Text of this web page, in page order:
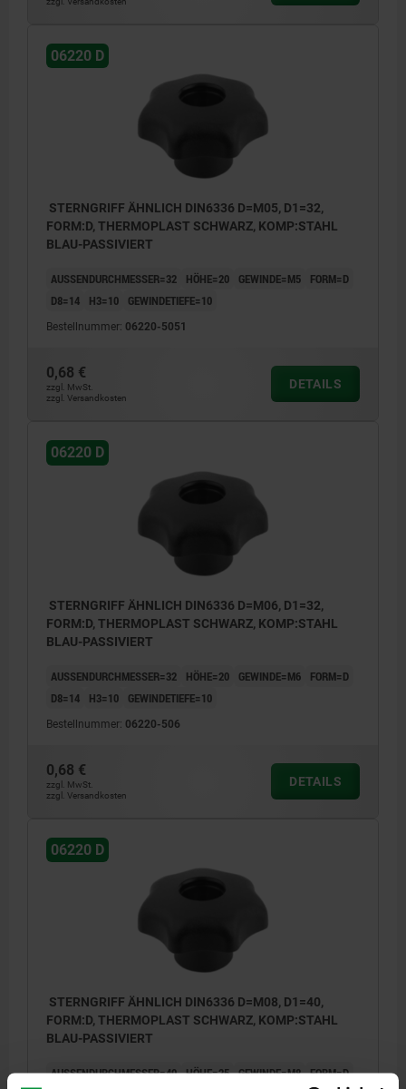
06220 D
STERNGRIFF ÄHNLICH DIN6336 D=M05, D1=32,
FORM:D, THERMOPLAST SCHWARZ, KOMP:STAHL
BLAU-PASSIVIERT
AUSSENDURCHMESSER=32 HÖHE=20 GEWINDE=M5
FORM=D
D8=14
H3=10 GEWINDETIEFE=10
Bestellnummer: 06220-5051
0,68 €
zzgl. MwSt.
zzgl. Versandkosten
DETAILS
06220 D
STERNGRIFF ÄHNLICH DIN6336 D=M06, D1=32,
FORM:D, THERMOPLAST SCHWARZ, KOMP:STAHL
BLAU-PASSIVIERT
AUSSENDURCHMESSER=32 HÖHE=20 GEWINDE=M6
FORM=D
D8=14
H3=10 GEWINDETIEFE=10
Bestellnummer: 06220-506
0,68 €
zzgl. MwSt.
zzgl. Versandkosten
DETAILS
06220 D
STERNGRIFF ÄHNLICH DIN6336 D=M08, D1=40,
FORM:D, THERMOPLAST SCHWARZ, KOMP:STAHL
BLAU-PASSIVIERT
AUSSENDURCHMESSER=40 HÖHE=25 GEWINDE=M8 FORM=D